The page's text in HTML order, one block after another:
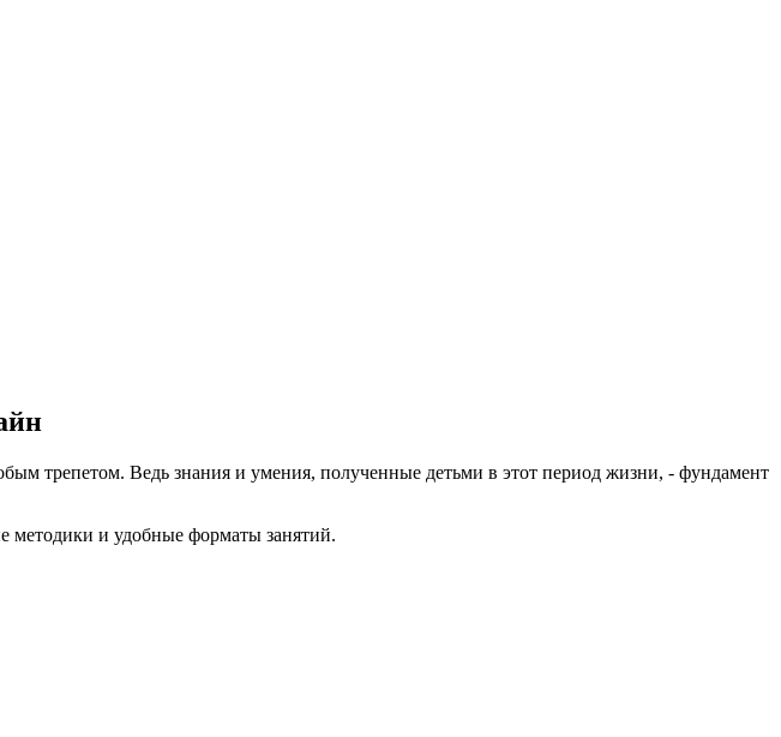
трепетом. Ведь знания и умения, полученные детьми в этот период жизни, - фундамент
методики и удобные форматы занятий.